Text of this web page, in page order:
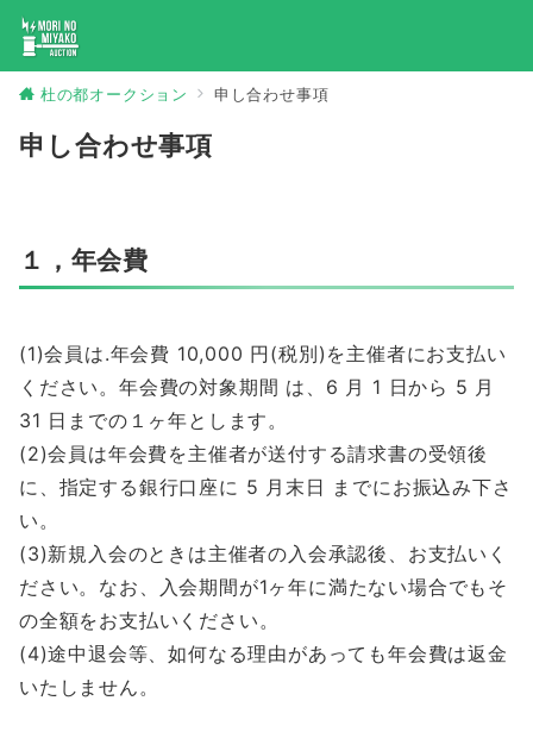
杜の都オークション 申し合わせ事項
申し合わせ事項
１，年会費
(1)会員は.年会費 10,000 円(税別)を主催者にお支払い
ください。年会費の対象期間 は、6 月 1 日から 5 月
31 日までの１ヶ年とします。
(2)会員は年会費を主催者が送付する請求書の受領後
に、指定する銀行口座に 5 月末日 までにお振込み下さ
い。
(3)新規入会のときは主催者の入会承認後、お支払いく
ださい。なお、入会期間が1ヶ年に満たない場合でもそ
の全額をお支払いください。
(4)途中退会等、如何なる理由があっても年会費は返金
いたしません。